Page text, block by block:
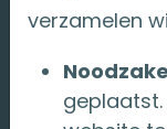
verzamelen
geplaatst.